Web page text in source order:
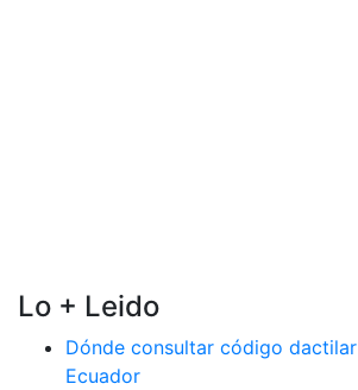
Lo + Leido
Dónde consultar código
Ecuador